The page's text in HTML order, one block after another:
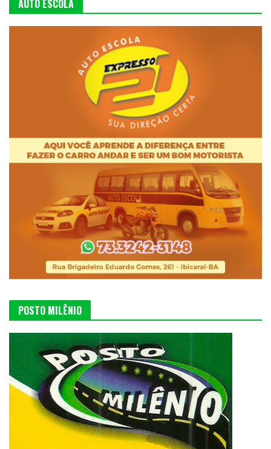
AUTO ESCOLA
POSTO MILÊNIO